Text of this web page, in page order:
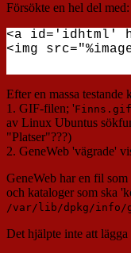
Försökte en hel del med:
<a id='idhtml'
Efter en massa
1. GIF-filen; 'Finns.gif
av Linux Ubuntus
"Platser"???)
2. GeneWeb 'vägrade'
GeneWeb har en fil
och kataloger som ska
/var/lib/dpkg/info/
Det hjälpte inte att